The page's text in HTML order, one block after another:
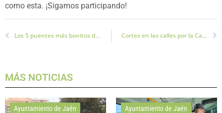
como esta. ¡Sigamos participando!
Los 5 puentes más bonitos de Jaén Cortes en las calles por la Carrera Noche de San Antón
MÁS NOTICIAS
Ayuntamiento de Jaén Ayuntamiento de Jaén